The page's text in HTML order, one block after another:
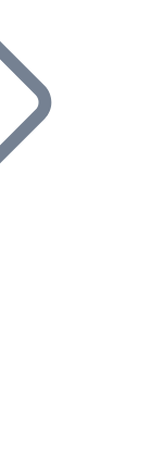
entreprise et
et
service